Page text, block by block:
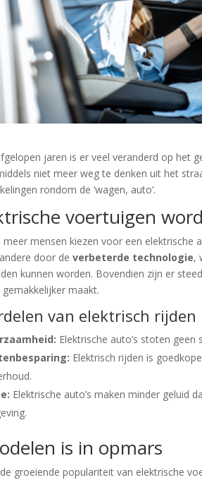
jaren is er veel veranderd op het
niet meer weg te denken uit het
rondom de ‘wagen, auto’.
voertuigen
meer mensen kiezen voor een
door deverbeterde technologie,
kunnen worden. Bovendien zijn er
gemakkelijker maakt.
van elektrisch rijden
Elektrische auto’s stoten
Elektrisch rijden is
Elektrische auto’s maken minder geluid
is in opmars
groeiende populariteit van elektrische